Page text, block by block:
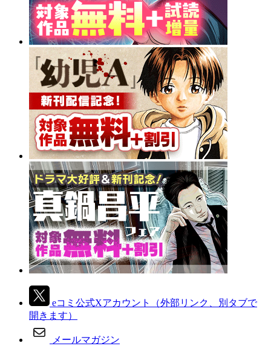
eコミ公式Xアカウント
（外部リンク、別タブで
開きます）
メールマガジン